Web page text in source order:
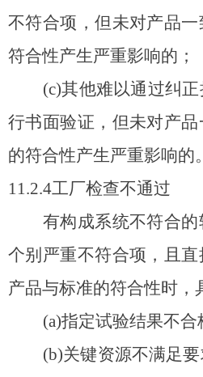
不符合项，但未对产品
符合性产生严重影响的；
(c)其他难以通过纠
行书面验证，但未对产
的符合性产生严重影响的。
11.2.4工厂检查不通过
有构成系统不符合
个别严重不符合项，且
产品与标准的符合性时，
(a)指定试验结果不合
(b)关键资源不满足